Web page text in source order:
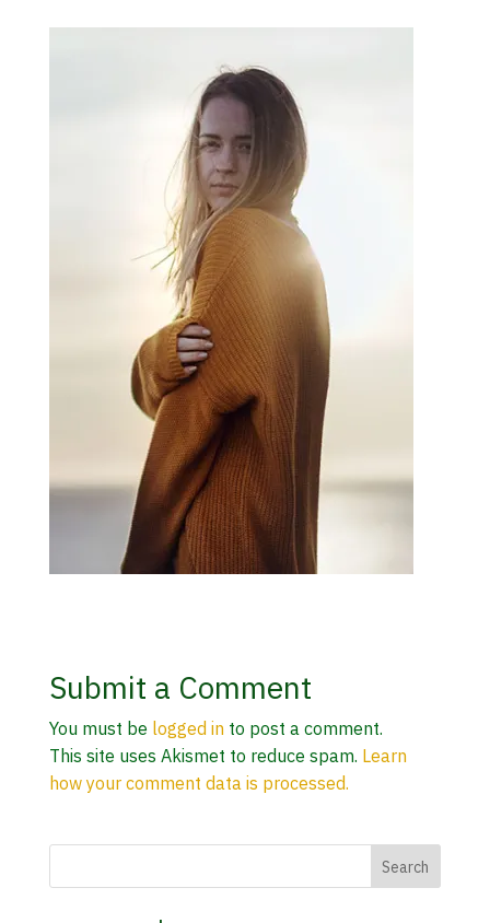
Submit a Comment
You must be logged into post a comment.
This site uses Akismet to reduce spam. Learn
how your comment data is processed.